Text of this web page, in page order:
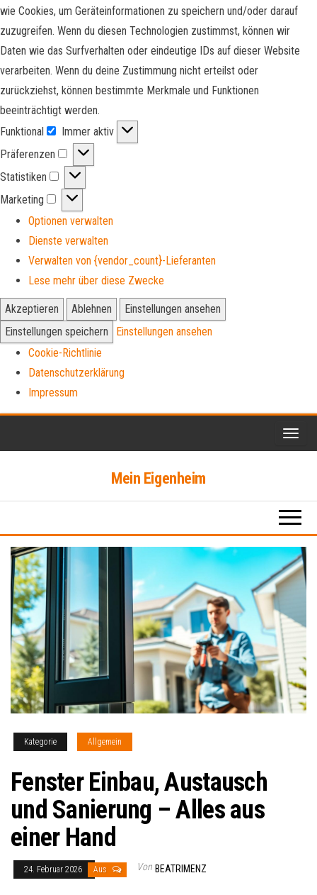
wie Cookies, um Geräteinformationen zu speichern und/oder darauf
zuzugreifen. Wenn du diesen Technologien zustimmst, können wir
Daten wie das Surfverhalten oder eindeutige IDs auf dieser Website
verarbeiten. Wenn du deine Zustimmung nicht erteilst oder
zurückziehst, können bestimmte Merkmale und Funktionen
beeinträchtigt werden.
Funktional
Funktional
Immer aktiv
Präferenzen
Präferenzen
Statistiken
Statistiken
Marketing
Marketing
Optionen verwalten
Dienste verwalten
Verwalten von {vendor_count}-Lieferanten
Lese mehr über diese Zwecke
Akzeptieren Ablehnen
Einstellungen ansehen
Einstellungen speichern
Einstellungen ansehen
Cookie-Richtlinie
Datenschutzerklärung
Impressum
Mein Eigenheim
Kategorie Allgemein
Fenster Einbau, Austausch
und Sanierung – Alles aus
einer Hand
24. Februar 2026 Aus Von BEATRIMENZ